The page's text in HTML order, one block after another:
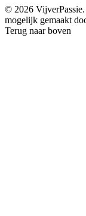
© 2026
mogelijk gemaakt
Terug naar boven